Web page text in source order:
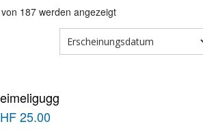
187 werden angezeigt
25.00